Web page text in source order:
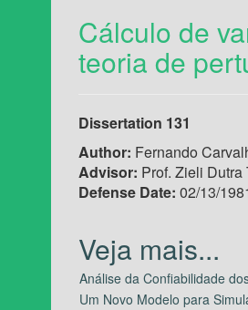
Cálculo de
teoria de
Dissertation 131
Author: Fernando
Advisor: Prof. Zieli
Defense Date: 02/13/
Análise da Confiabilidade
Um Novo Modelo para